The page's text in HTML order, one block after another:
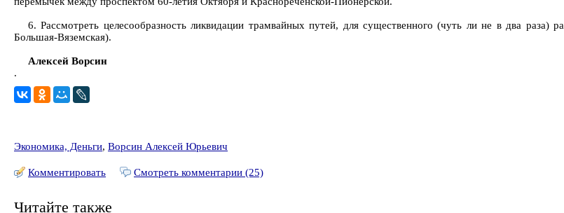
6. Рассмотреть целесообразность ликвидации трамвайных путей, для существенного (чуть ли не в два раза)
Большая-Вяземская).
Алексей Ворсин
.
Экономика, Деньги, Ворсин Алексей Юрьевич
Комментировать Смотреть комментарии (25)
Читайте также